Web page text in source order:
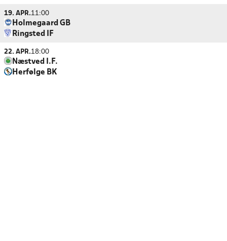
19. APR.11:00
Holmegaard GB
Ringsted IF
22. APR.18:00
Næstved I.F.
Herfølge BK